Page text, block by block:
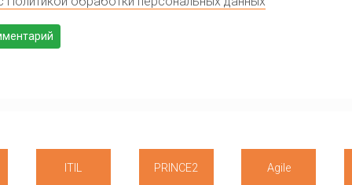
ITIL PRINCE2 Agile